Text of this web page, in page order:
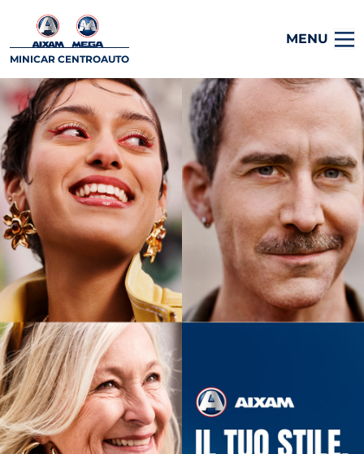
MINICAR CENTROAUTO
MENU